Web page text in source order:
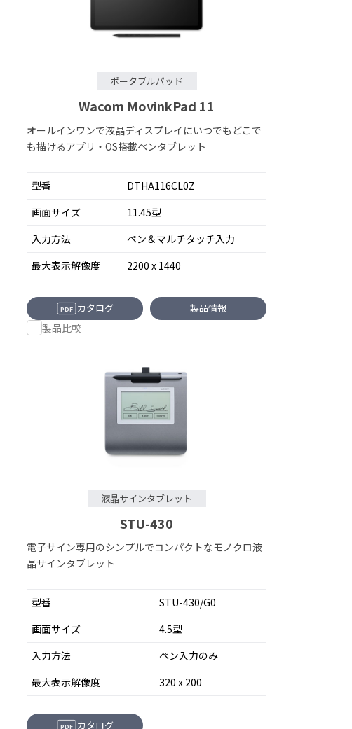
ポータブルパッド
Wacom MovinkPad 11
オールインワンで液晶ディスプレイにいつでもどこで
も描けるアプリ・OS搭載ペンタブレット
型番
DTHA116CL0Z
画面サイズ
11.45型
入力方法
ペン＆マルチタッチ入力
最大表示解像度
2200 x 1440
PDF カタログ 製品情報
製品比較
液晶サインタブレット
STU-430
電子サイン専用のシンプルでコンパクトなモノクロ液
晶サインタブレット
型番
STU-430/G0
画面サイズ
4.5型
入力方法
ペン入力のみ
最大表示解像度
320 x 200
PDF カタログ